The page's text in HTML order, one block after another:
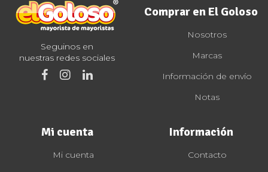
Seguinos en
nuestras redes sociales
Comprar en El Goloso
Nosotros
Marcas
Información de envío
Notas
Mi cuenta
Mi cuenta
Información
Contacto